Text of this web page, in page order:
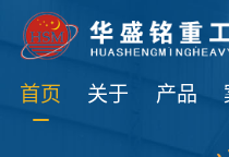
首页 关于 产品